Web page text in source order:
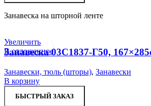
Занавеска на шторной ленте
Увеличить
В отложенное
Занавеска 03С1837-Г50,
Занавески, тюль (шторы), Занавески
В корзину
БЫСТРЫЙ ЗАКАЗ